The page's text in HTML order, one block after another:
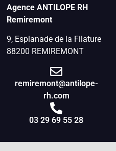
Agence ANTILOPE RH
Remiremont
9, Esplanade de la Filature
88200 REMIREMONT
remiremont@antilope-
rh.com
03 29 69 55 28